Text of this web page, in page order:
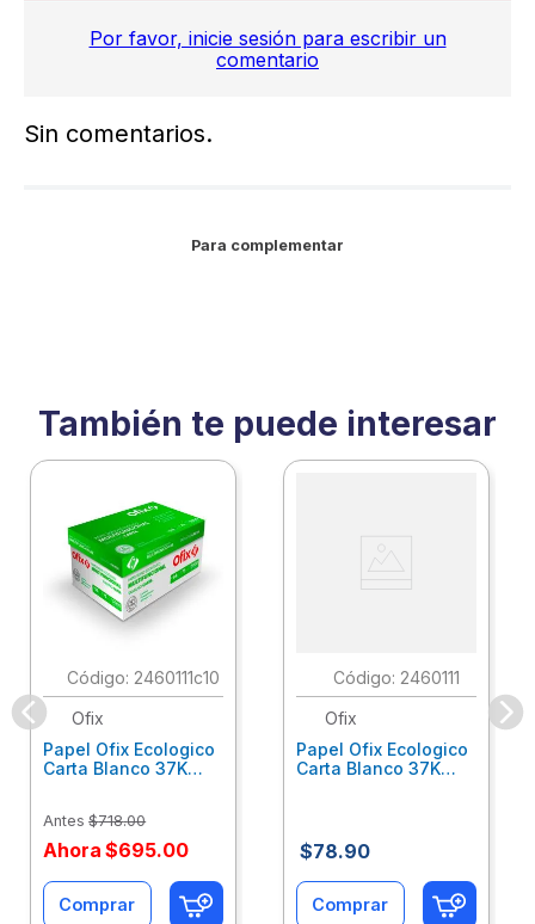
Por favor, inicie sesión para escribir un
comentario
Sin comentarios.
Para complementar
También te puede interesar
: 2460111c10
Ofix
Papel Ofix Ecologico
Carta Blanco 37K
Antes $718.00
Ahora $695.00
Comprar
: 2460111
Ofix
Papel Ofix Ecologico
Carta Blanco 37K
$78.90
Comprar